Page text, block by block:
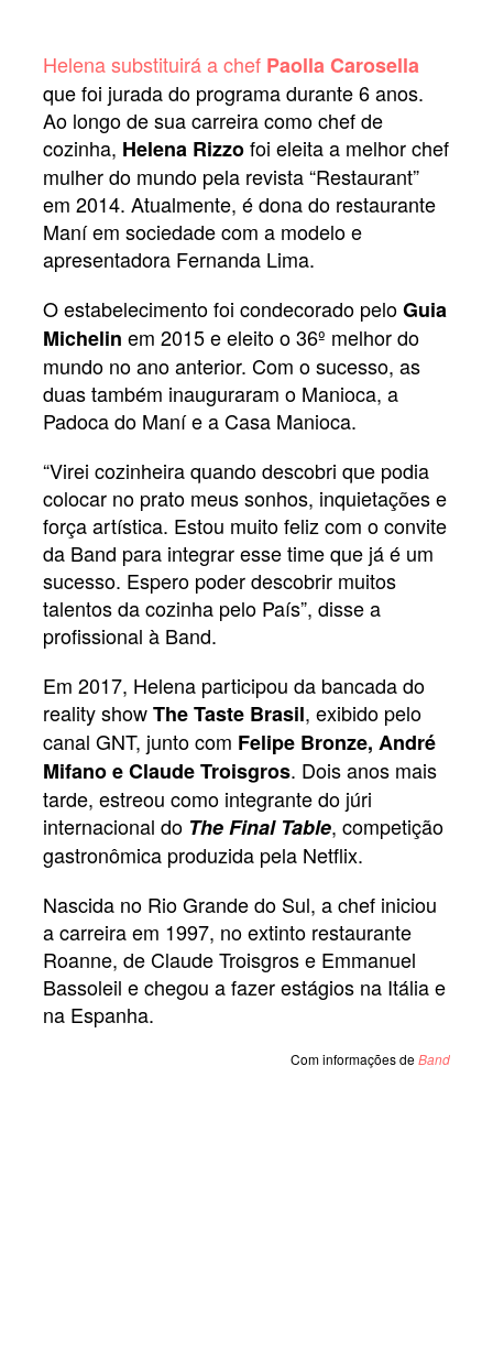
Helena substituirá a chef Paolla Carosella
que foi jurada do programa durante 6 anos.
Ao longo de sua carreira como chef de
cozinha, Helena Rizzofoi eleita a melhor chef
mulher do mundo pela revista “Restaurant”
em 2014. Atualmente, é dona do restaurante
Maní em sociedade com a modelo e
apresentadora Fernanda Lima.
O estabelecimento foi condecorado peloGuia
Michelin em 2015 e eleito o 36º melhor do
mundo no ano anterior. Com o sucesso, as
duas também inauguraram o Manioca, a
Padoca do Maní e a Casa Manioca.
“Virei cozinheira quando descobri que podia
colocar no prato meus sonhos, inquietações e
força artística. Estou muito feliz com o convite
da Band para integrar esse time que já é um
sucesso. Espero poder descobrir muitos
talentos da cozinha pelo País”, disse a
profissional à Band.
Em 2017, Helena participou da bancada do
reality showThe Taste Brasil, exibido pelo
canal GNT, junto com Felipe Bronze, André
Mifano e Claude Troisgros. Dois anos mais
tarde, estreou como integrante do júri
internacional do The Final Table, competição
gastronômica produzida pela Netflix.
Nascida no Rio Grande do Sul, a chef iniciou
a carreira em 1997, no extinto restaurante
Roanne, de Claude Troisgros e Emmanuel
Bassoleil e chegou a fazer estágios na Itália e
na Espanha.
Com informações deBand